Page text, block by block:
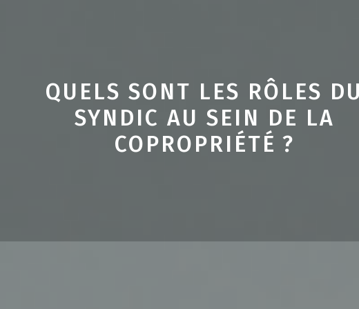
QUELS SONT LES RÔLES
SYNDIC AU SEIN DE LA
COPROPRIÉTÉ ?